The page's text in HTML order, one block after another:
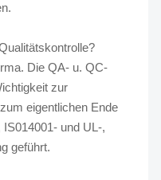
Die QA- u. QC-
zur
eigentlichen Ende
und UL-,
geführt.